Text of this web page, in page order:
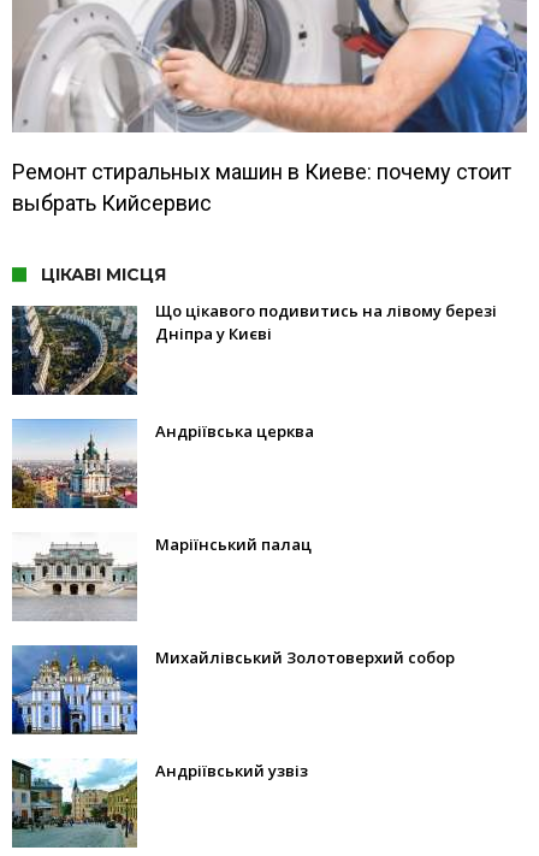
Ремонт стиральных машин в Киеве: почему стоит
выбрать Кийсервис
ЦІКАВІ МІСЦЯ
Що цікавого подивитись на лівому березі
Дніпра у Києві
Андріївська церква
Маріїнський палац
Михайлівський Золотоверхий собор
Андріївський узвіз